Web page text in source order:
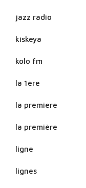
jazz radio
kiskeya
kolo fm
la 1ère
la premiere
la première
ligne
lignes